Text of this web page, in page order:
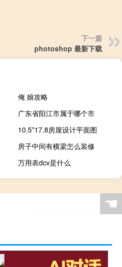
下一篇
photoshop 最新下载
俺 娘攻略
广东省阳江市属于哪个市
10.5*17.8房屋设计平面图
房子中间有横梁怎么装修
万用表dcv是什么
☚